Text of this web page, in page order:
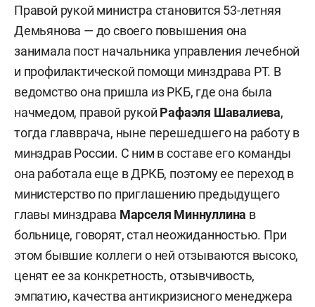
Правой рукой министра становится 53-летняя
Демьянова — до своего повышения она
занимала пост начальника управления лечебной
и профилактической помощи минздрава РТ. В
ведомство она пришла из РКБ, где она была
начмедом, правой рукой Рафаэля Шавалиева,
тогда главврача, ныне перешедшего на работу в
минздрав России. С ним в составе его команды
она работала еще в ДРКБ, поэтому ее переход в
министерство по приглашению предыдущего
главы минздрава Марселя Миннуллина в
больнице, говорят, стал неожиданностью. При
этом бывшие коллеги о ней отзываются высоко,
ценят ее за конкретность, отзывчивость,
эмпатию, качества антикризисного менеджера